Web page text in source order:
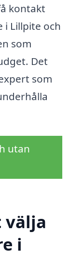
kontakt
i Lillpite och
som
Det
som
utan
välja
i